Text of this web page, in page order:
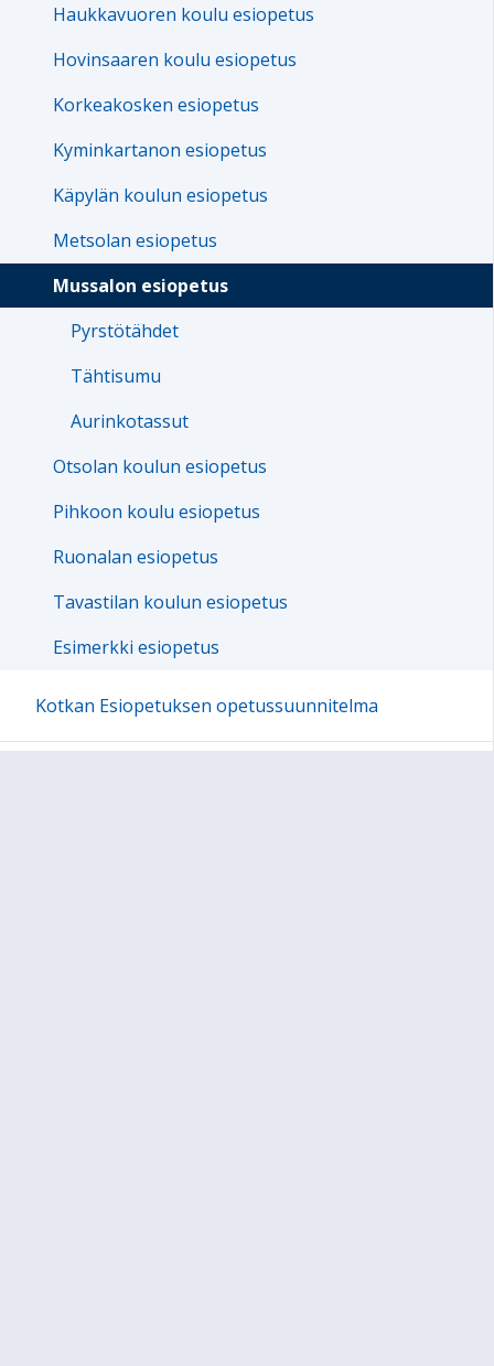
Haukkavuoren koulu esiopetus
Hovinsaaren koulu esiopetus
Korkeakosken esiopetus
Kyminkartanon esiopetus
Käpylän koulun esiopetus
Metsolan esiopetus
Mussalon esiopetus
Pyrstötähdet
Tähtisumu
Aurinkotassut
Otsolan koulun esiopetus
Pihkoon koulu esiopetus
Ruonalan esiopetus
Tavastilan koulun esiopetus
Esimerkki esiopetus
Kotkan Esiopetuksen opetussuunnitelma